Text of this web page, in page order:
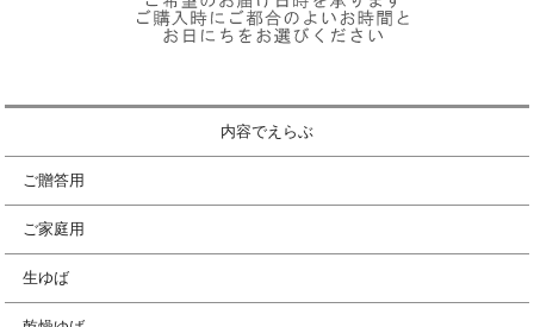
内容でえらぶ
ご贈答用
ご家庭用
生ゆば